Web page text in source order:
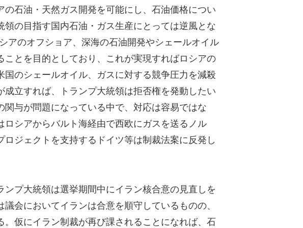
石油・天然ガス開発を可能にし、石油価格につい
の目指す国内石油・ガス生産にとっては逆風とな
アのオフショア、深海の石油開発やシェールオイル
とを目的としており、これが実現すればロシアの
のシェールオイル、ガスに対する競争圧力を減殺
立すれば、トランプ大統領は拒否権を発動したい
与が問題になっている中で、対応は容易ではな
シアからバルト海経由で西欧にガスを送るノル
ジェクトを支持するドイツ等は制裁法案に反発し
プ大統領は選挙期間中にイラン核合意の見直しを
会においてイランは合意を順守しているものの、
仮にイラン制裁が再び課されることになれば、石